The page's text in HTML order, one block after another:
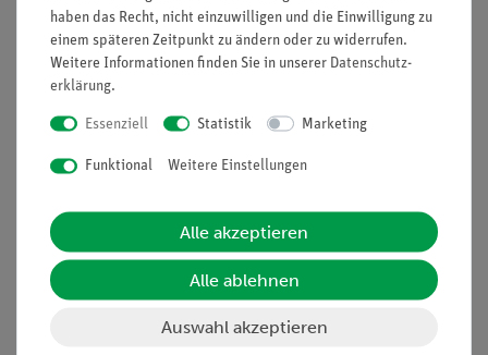
Informationen
Unternehmen
Projekte und Lösungen
Presse
Hinweisgeberschutz
Datenschutz
Impressum
Service
Beratung & Showroom
Inventarisierungs- &
Inbetriebnahme & Schulungen
Kundendienst
haben das Recht, nicht einzuwilligen und die Einwilligung zu
einem späteren Zeitpunkt zu ändern oder zu widerrufen.
Weitere Informationen finden Sie in unserer Daten­schutz­
erklärung.
Essenziell Statistik Marketing
Funktional Weitere Einstellungen
Alle akzeptieren
Alle ablehnen
Auswahl akzeptieren